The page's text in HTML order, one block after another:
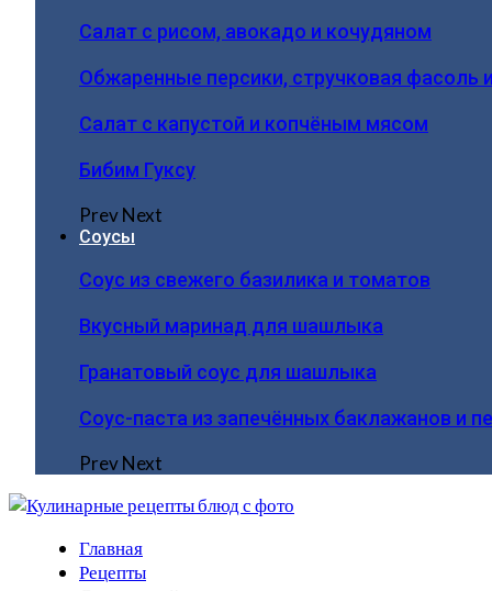
Салат с рисом, авокадо и кочудяном
Обжаренные персики, стручковая фасоль
Салат с капустой и копчёным мясом
Бибим Гуксу
PrevNext
Соусы
Соус из свежего базилика и томатов
Вкусный маринад для шашлыка
Гранатовый соус для шашлыка
Соус-паста из запечённых баклажанов и
PrevNext
Главная
Рецепты